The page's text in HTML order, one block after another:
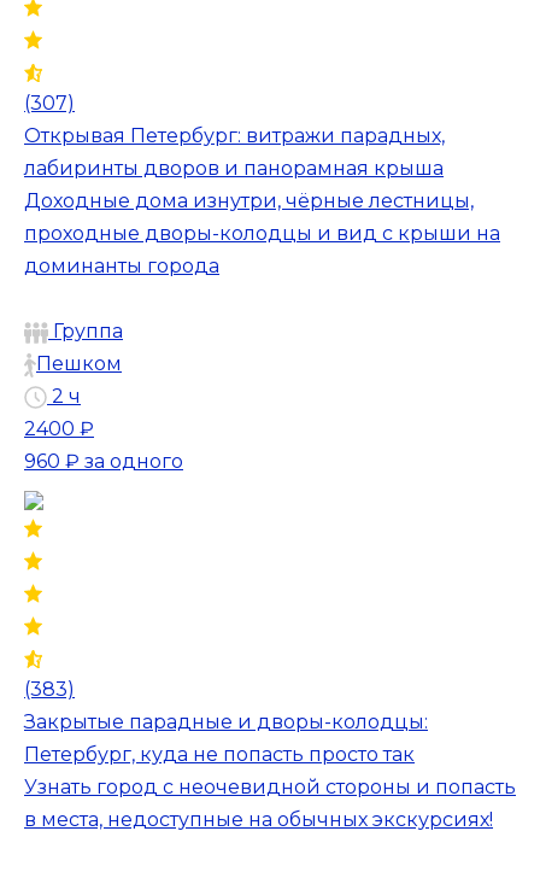
(307)
Открывая Петербург: витражи парадных,
лабиринты дворов и панорамная крыша
Доходные дома изнутри, чёрные лестницы,
проходные дворы-колодцы и вид с крыши на
доминанты города
Группа
Пешком
2 ч
2400 ₽
960 ₽ за одного
(383)
Закрытые парадные и дворы-колодцы:
Петербург, куда не попасть просто так
Узнать город с неочевидной стороны и попасть
в места, недоступные на обычных экскурсиях!